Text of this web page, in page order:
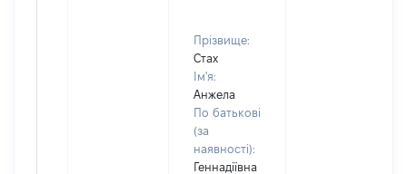
Прізвище:
Стах
Ім'я:
Анжела
По батькові
(за
наявності):
Геннадіївна